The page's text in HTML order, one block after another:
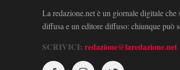
La redazione.net è un giornale digitale
diffusa e un editore diffuso: chiunque può
SCRIVICI: redazione@laredazione.net